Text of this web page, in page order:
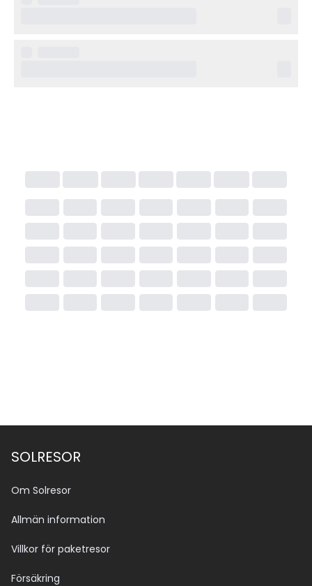
SOLRESOR
Om Solresor
Allmän information
Villkor för paketresor
Försäkring